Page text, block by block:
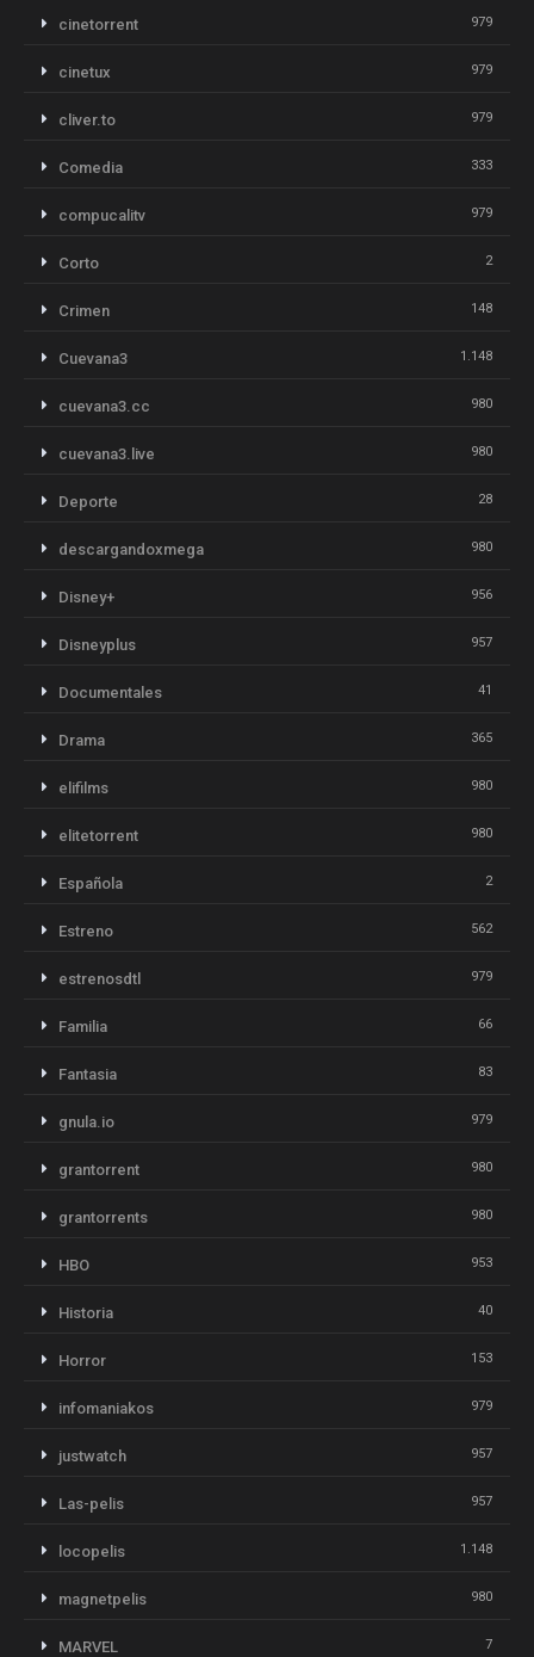
cinetorrent 979
cinetux 979
cliver.to 979
Comedia 333
compucalitv 979
Corto 2
Crimen 148
Cuevana3 1.148
cuevana3.cc 980
cuevana3.live 980
Deporte 28
descargandoxmega 980
Disney+ 956
Disneyplus 957
Documentales 41
Drama 365
elifilms 980
elitetorrent 980
Española 2
Estreno 562
estrenosdtl 979
Familia 66
Fantasia 83
gnula.io 979
grantorrent 980
grantorrents 980
HBO 953
Historia 40
Horror 153
infomaniakos 979
justwatch 957
Las-pelis 957
locopelis 1.148
magnetpelis 980
MARVEL 7